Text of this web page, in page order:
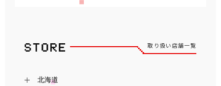
取り扱い店舗一覧
北海道